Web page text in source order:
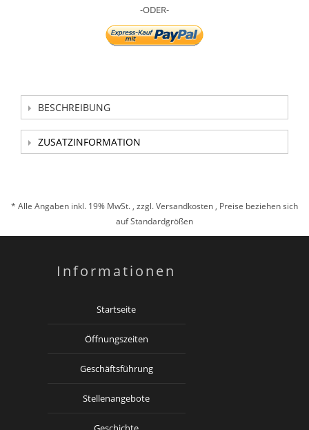
-ODER-
BESCHREIBUNG
ZUSATZINFORMATION
* Alle Angaben inkl. 19% MwSt. , zzgl.Versandkosten , Preise beziehen sich
auf Standardgrößen
Informationen
Startseite
Öffnungszeiten
Geschäftsführung
Stellenangebote